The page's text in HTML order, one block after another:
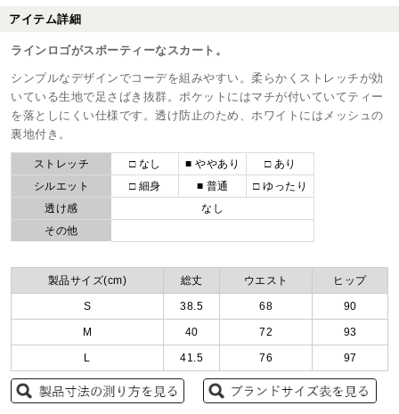
アイテム詳細
ラインロゴがスポーティーなスカート。
シンプルなデザインでコーデを組みやすい。柔らかくストレッチが効
いている生地で足さばき抜群。ポケットにはマチが付いていてティー
を落としにくい仕様です。透け防止のため、ホワイトにはメッシュの
裏地付き。
ストレッチ □ なし ■ ややあり
□ あり
シルエット
□ 細身 ■ 普通
□ ゆったり
透け感
なし
その他
製品サイズ(cm) 総丈 ウエスト ヒップ
S 38.5 68 90
M 40 72 93
L 41.5 76 97